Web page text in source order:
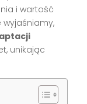
i wartość
wyjaśniamy,
unikając